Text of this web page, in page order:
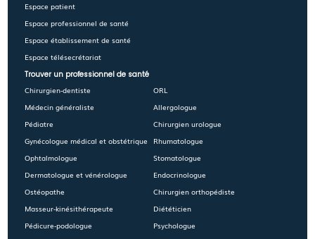
Espace patient
Espace professionnel de santé
Espace établissement de santé
Espace télésecrétariat
Trouver un professionnel de santé
Chirurgien-dentiste
Médecin généraliste
Pédiatre
Gynécologue médical et obstétrique
Ophtalmologue
Dermatologue et vénérologue
Ostéopathe
Masseur-kinésithérapeute
Pédicure-podologue
ORL
Allergologue
Chirurgien urologue
Rhumatologue
Stomatologue
Endocrinologue
Chirurgien orthopédiste
Diététicien
Psychologue